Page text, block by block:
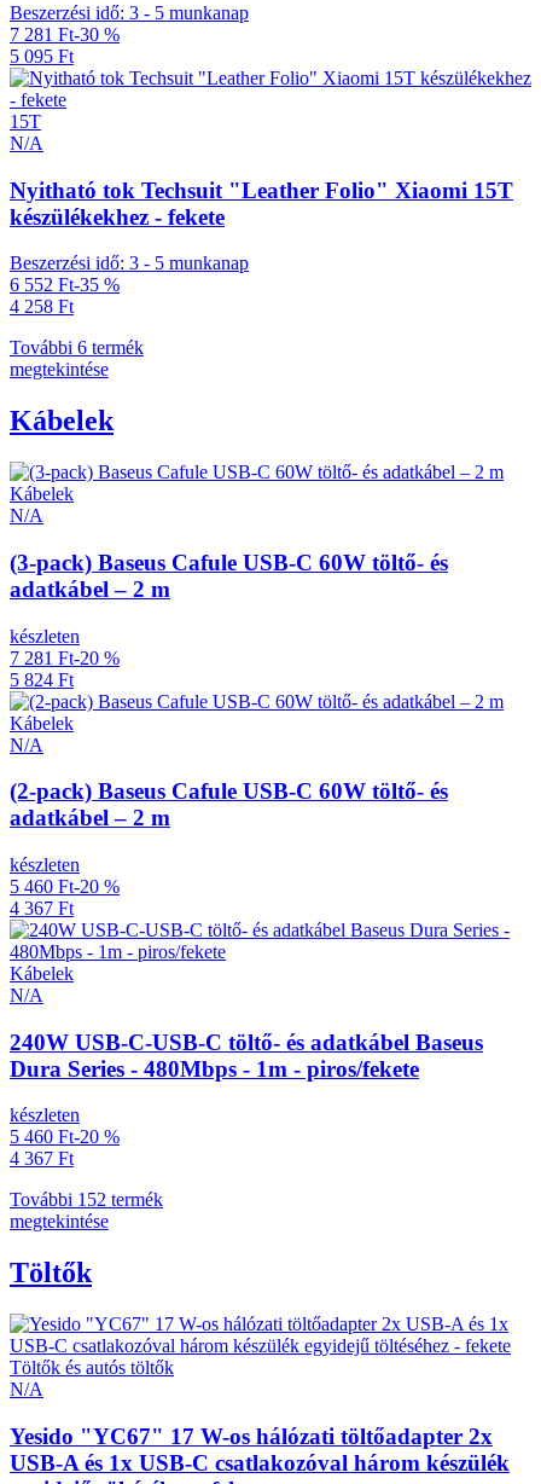
Beszerzési idő: 3 - 5 munkanap
7 281 Ft-30 %
5 095 Ft
15T
N/A
Nyitható tok Techsuit "Leather Folio" Xiaomi 15T
készülékekhez - fekete
Beszerzési idő: 3 - 5 munkanap
6 552 Ft-35 %
4 258 Ft
További 6 termék
megtekintése
Kábelek
Kábelek
N/A
(3-pack) Baseus Cafule USB-C 60W töltő- és
adatkábel – 2 m
készleten
7 281 Ft-20 %
5 824 Ft
Kábelek
N/A
(2-pack) Baseus Cafule USB-C 60W töltő- és
adatkábel – 2 m
készleten
5 460 Ft-20 %
4 367 Ft
Kábelek
N/A
240W USB-C-USB-C töltő- és adatkábel Baseus
Dura Series - 480Mbps - 1m - piros/fekete
készleten
5 460 Ft-20 %
4 367 Ft
További 152 termék
megtekintése
Töltők
Töltők és autós töltők
N/A
Yesido "YC67" 17 W-os hálózati töltőadapter 2x
USB-A és 1x USB-C csatlakozóval három készülék